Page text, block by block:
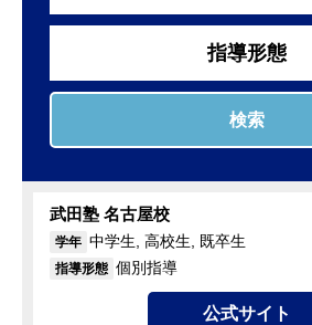
指導形態
検索
武田塾 名古屋校
学年 中学生, 高校生, 既卒生
指導形態 個別指導
公式サイト